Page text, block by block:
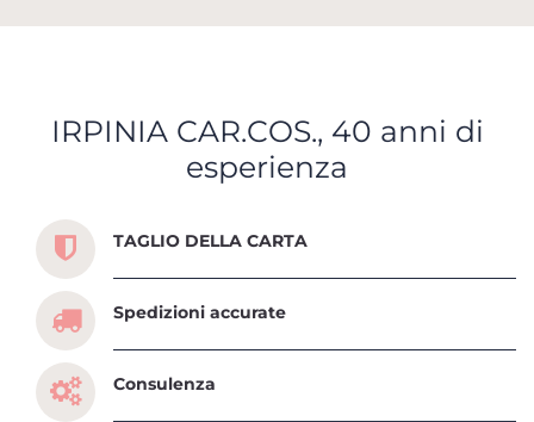
IRPINIA CAR.COS., 40 anni di
esperienza
Scopri tutti i servizi che ti abbiamo dedicato
TAGLIO DELLA CARTA
Spedizioni accurate
Consulenza